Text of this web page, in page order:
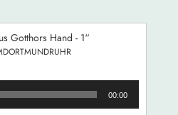
Gotthors Hand - 1“
00:00